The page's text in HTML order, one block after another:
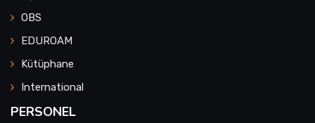
OBS
EDUROAM
Kütüphane
International
PERSONEL